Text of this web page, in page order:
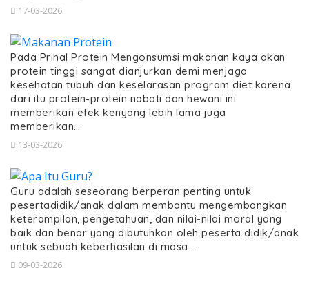
17-03-2026
Pada Prihal Protein Mengonsumsi makanan kaya akan
protein tinggi sangat dianjurkan demi menjaga
kesehatan tubuh dan keselarasan program diet karena
dari itu protein-protein nabati dan hewani ini
memberikan efek kenyang lebih lama juga
memberikan…
13-03-2026
Guru adalah seseorang berperan penting untuk
pesertadidik/anak dalam membantu mengembangkan
keterampilan, pengetahuan, dan nilai-nilai moral yang
baik dan benar yang dibutuhkan oleh peserta didik/anak
untuk sebuah keberhasilan di masa…
09-03-2026